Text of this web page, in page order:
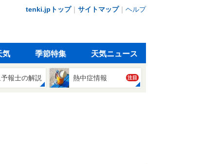
tenki.jpトップ｜ サイトマップ｜ ヘルプ
気 季節特集 天気ニュース
報士の解説 熱中症情報 注目